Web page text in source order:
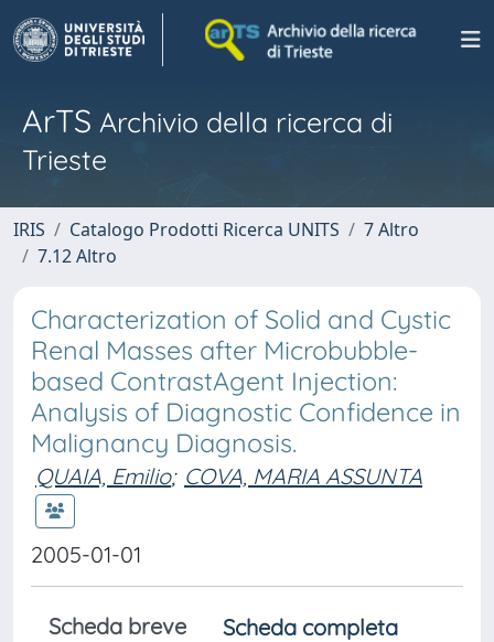
ArTS Archivio della ricerca di
Trieste
IRIS Catalogo Prodotti Ricerca UNITS
7 Altro
7.12 Altro
Characterization of Solid and Cystic
Renal Masses after Microbubble-
based ContrastAgent Injection:
Analysis of Diagnostic Confidence in
Malignancy Diagnosis.
QUAIA, Emilio; COVA, MARIA ASSUNTA
2005-01-01
Scheda breve Scheda completa